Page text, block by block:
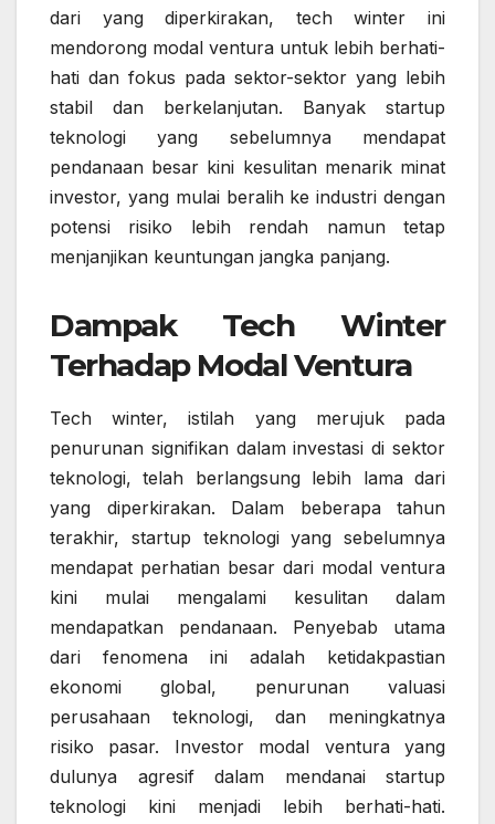
dari yang diperkirakan, tech winter ini
mendorong modal ventura untuk lebih berhati-
hati dan fokus pada sektor-sektor yang lebih
stabil dan berkelanjutan. Banyak startup
teknologi yang sebelumnya mendapat
pendanaan besar kini kesulitan menarik minat
investor, yang mulai beralih ke industri dengan
potensi risiko lebih rendah namun tetap
menjanjikan keuntungan jangka panjang.
Dampak Tech Winter
Terhadap Modal Ventura
Tech winter, istilah yang merujuk pada
penurunan signifikan dalam investasi di sektor
teknologi, telah berlangsung lebih lama dari
yang diperkirakan. Dalam beberapa tahun
terakhir, startup teknologi yang sebelumnya
mendapat perhatian besar dari modal ventura
kini mulai mengalami kesulitan dalam
mendapatkan pendanaan. Penyebab utama
dari fenomena ini adalah ketidakpastian
ekonomi global, penurunan valuasi
perusahaan teknologi, dan meningkatnya
risiko pasar. Investor modal ventura yang
dulunya agresif dalam mendanai startup
teknologi kini menjadi lebih berhati-hati.